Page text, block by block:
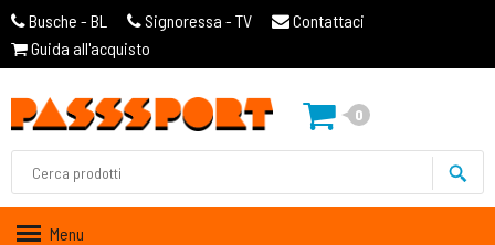
Busche - BL Signoressa - TV
Contattaci
Guida all'acquisto
0
Menu